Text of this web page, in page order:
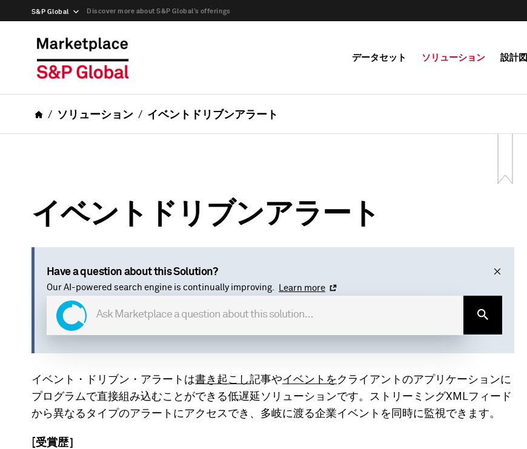
S&P Global Discover more about S&P Global’s offerings
データセット ソリューション 設計図
ソリューション イベントドリブンアラート
イベントドリブンアラート
Have a question about this Solution?
Our AI-powered search engine is continually improving. Learn more
イベント・ドリブン・アラートは書き起こし記事やイベントを クライアントのアプリケーションに
プログラムで直接組み込むことができる低遅延ソリューションです。ストリーミングXMLフィード
から異なるタイプのアラートにアクセスでき、多岐に渡る企業イベントを同時に監視できます。
[受賞歴］